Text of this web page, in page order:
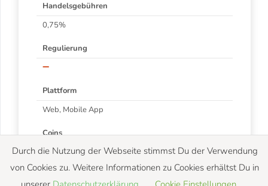
Handelsgebühren
0,75%
Regulierung
–
Plattform
Web, Mobile App
Coins
Zahlungsarten
Durch die Nutzung der Webseite stimmst Du der Verwendung
von Cookies zu. Weitere Informationen zu Cookies erhältst Du in